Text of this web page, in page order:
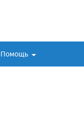
Помощь